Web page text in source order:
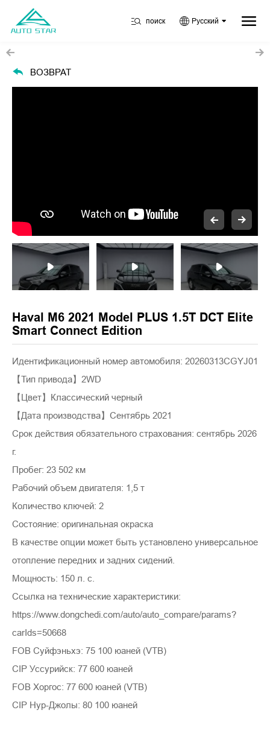
поиск Русский
ВОЗВРАТ
Haval M6 2021 Model PLUS 1.5T DCT Elite
Smart Connect Edition
Идентификационный номер автомобиля: 20260313CGYJ01
【Тип привода】2WD
【Цвет】Классический черный
【Дата производства】Сентябрь 2021
Срок действия обязательного страхования: сентябрь 2026
г.
Пробег: 23 502 км
Рабочий объем двигателя: 1,5 т
Количество ключей: 2
Состояние: оригинальная окраска
В качестве опции может быть установлено универсальное
отопление передних и задних сидений.
Мощность: 150 л. с.
Ссылка на технические характеристики:
https://www.dongchedi.com/auto/auto_compare/params?
carIds=50668
FOB Суйфэньхэ: 75 100 юаней (VTB)
CIP Уссурийск: 77 600 юаней
FOB Хоргос: 77 600 юаней (VTB)
CIP Нур-Джолы: 80 100 юаней